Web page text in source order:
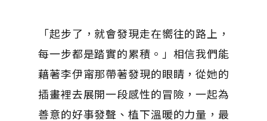
「起步了，就會發現走在嚮往的路上，
每一步都是踏實的累積。」相信我們能
藉著李伊甯那帶著發現的眼睛，從她的
插畫裡去展開一段感性的冒險，一起為
善意的好事發聲、植下溫暖的力量，最